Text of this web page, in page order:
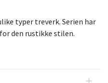
typer treverk. Serien har
den rustikke stilen.